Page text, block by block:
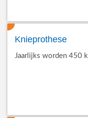
Knieprothese
Jaarlijks worden 450